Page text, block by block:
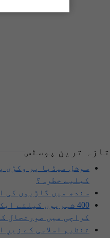
تازہ ترین پوسٹس
سوشل میڈیا پر وکڑی
کیلیے خطرہ؟
سندھ میں گاڑیوں کی
400 شہریوں کیلئے
کراچی میں صورتحال
تنظیم اسلامی کے